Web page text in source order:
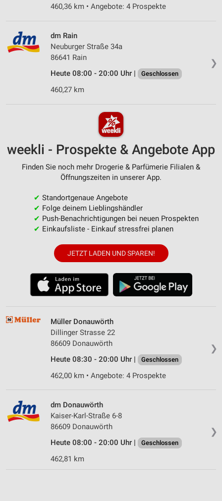
460,36 km • Angebote: 4 Prospekte
❯
dm Rain
Neuburger Straße 34a
86641 Rain
Heute 08:00 - 20:00 Uhr |
Geschlossen
460,27 km
weekli - Prospekte & Angebote App
Finden Sie noch mehr Drogerie & Parfümerie Filialen &
Öffnungszeiten in unserer App.
✔ Standortgenaue Angebote
✔ Folge deinem Lieblingshändler
✔ Push-Benachrichtigungen bei neuen Prospekten
✔ Einkaufsliste - Einkauf stressfrei planen
JETZT LADEN UND SPAREN!
❯
Müller Donauwörth
Dillinger Strasse 22
86609 Donauwörth
Heute 08:30 - 20:00 Uhr |
Geschlossen
462,00 km • Angebote: 4 Prospekte
❯
dm Donauwörth
Kaiser-Karl-Straße 6-8
86609 Donauwörth
Heute 08:00 - 20:00 Uhr |
Geschlossen
462,81 km